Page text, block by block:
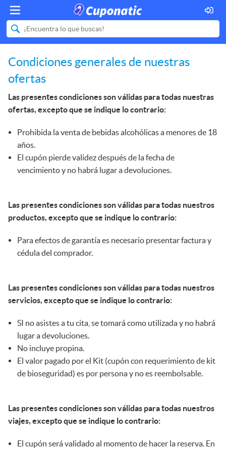
Condiciones generales de nuestras
ofertas
Las presentes condiciones son válidas para todas nuestras
ofertas, excepto que se indique lo contrario:
Prohibida la venta de bebidas alcohólicas a menores de 18
años.
El cupón pierde validez después de la fecha de
vencimiento y no habrá lugar a devoluciones.
Las presentes condiciones son válidas para todas nuestros
productos, excepto que se indique lo contrario:
Para efectos de garantía es necesario presentar factura y
cédula del comprador.
Las presentes condiciones son válidas para todas nuestros
servicios, excepto que se indique lo contrario:
SI no asistes a tu cita, se tomará como utilizada y no habrá
lugar a devoluciones.
No incluye propina.
El valor pagado por el Kit (cupón con requerimiento de kit
de bioseguridad) es por persona y no es reembolsable.
Las presentes condiciones son válidas para todas nuestros
viajes, excepto que se indique lo contrario:
El cupón será validado al momento de hacer la reserva. En